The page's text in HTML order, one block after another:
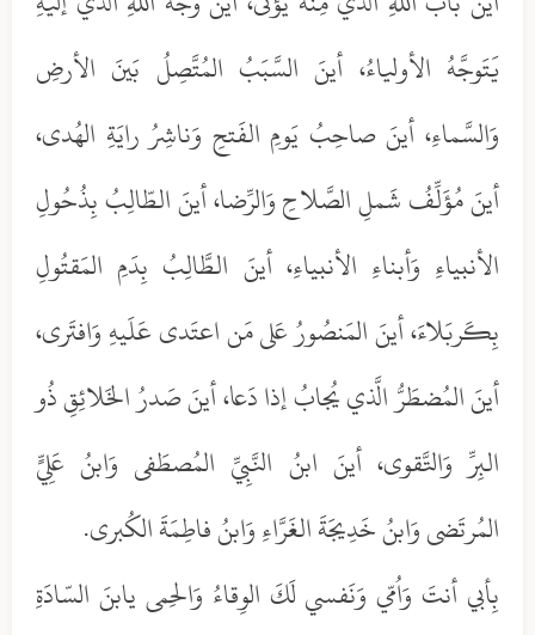
يَتَوجَّهُ الأولياءُ، أينَ السَّبَبُ المُتَّصِلُ بَينَ الأرضِ
وَالسَّماءِ، أينَ صاحِبُ يَومِ الفَتحِ وَناشِرُ رايَةِ الهُدى،
أينَ مُؤَلِّفُ شَملِ الصَّلاحِ وَالرِّضا، أينَ الطّالِبُ بِذُحُولِ
الأنبياءِ وَأبناءِ الأنبياءِ، أينَ الطَّالِبُ بِدَمِ المَقتُولِ
بِكَربَلاءَ، أينَ المَنصُورُ عَلى مَن اعتَدى عَلَيهِ وَافتَرى،
أينَ المُضطَرُّ الَّذي يُجابُ إذا دَعا، أينَ صَدرُ الخَلائِقِ ذُو
البِرِّ وَالتَّقوى، أينَ ابنُ النَّبِيِّ المُصطَفى وَابنُ عَلِيٍّ
المُرتَضى وَابنُ خَدِيجَةَ الغَرَّاءِ وَابنُ فاطِمَةَ الكُبرى.
بِأبي أنتَ وَاُمّي وَنَفسي لَكَ الوِقاءُ وَالحِمى يابنَ السّادَةِ